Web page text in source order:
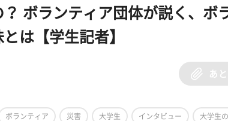
ボランティア団体が説く、ボ
は【学生記者】
あ
ボランティア 災害 大学生 インタビュー 大学生